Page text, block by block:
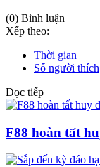
(0) Bình luận
Xếp theo:
Thời gian
Số người thích
Đọc tiếp
F88 hoàn tất